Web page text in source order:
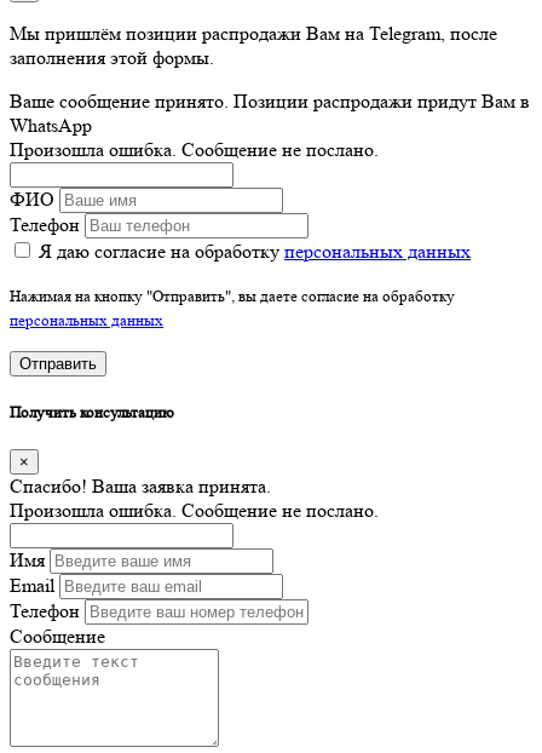
Мы пришлём позиции распродажи Вам на Telegram, после
заполнения этой формы.
Ваше сообщение принято. Позиции распродажи придут Вам в
WhatsApp
Произошла ошибка. Сообщение не послано.
ФИО
Телефон
Я даю согласие на обработку персональных данных
Нажимая на кнопку "Отправить", вы даете согласие на обработку
персональных данных
Отправить
Получить консультацию
×
Спасибо! Ваша заявка принята.
Произошла ошибка. Сообщение не послано.
Имя
Email
Телефон
Сообщение